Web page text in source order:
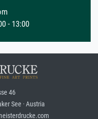
- 13:00
46
See · Austria